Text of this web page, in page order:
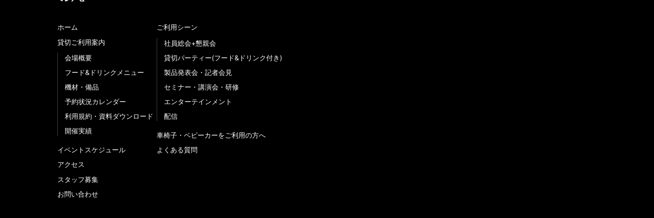
ホーム
貸切ご利用案内
会場概要
フード&ドリンクメニュー
機材・備品
予約状況カレンダー
利用規約・資料ダウンロード
開催実績
イベントスケジュール
アクセス
スタッフ募集
お問い合わせ
ご利用シーン
社員総会+懇親会
貸切パーティー(フード&ドリンク付き)
製品発表会・記者会見
セミナー・講演会・研修
エンターテインメント
配信
車椅子・ベビーカーをご利用の方へ
よくある質問